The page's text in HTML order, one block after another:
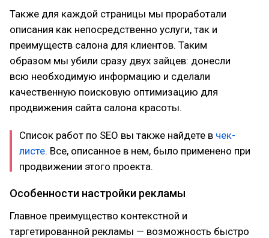
Также для каждой страницы мы проработали
описания как непосредственно услуги, так и
преимуществ салона для клиентов. Таким
образом мы убили сразу двух зайцев: донесли
всю необходимую информацию и сделали
качественную поисковую оптимизацию для
продвижения сайта салона красоты.
Список работ по SEO вы также найдете в чек-
листе. Все, описанное в нем, было применено при
продвижении этого проекта.
Особенности настройки рекламы
Главное преимущество контекстной и
таргетированной рекламы — возможность быстро